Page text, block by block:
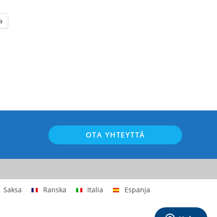
OTA YHTEYTTÄ
Saksa Ranska Italia Espanja